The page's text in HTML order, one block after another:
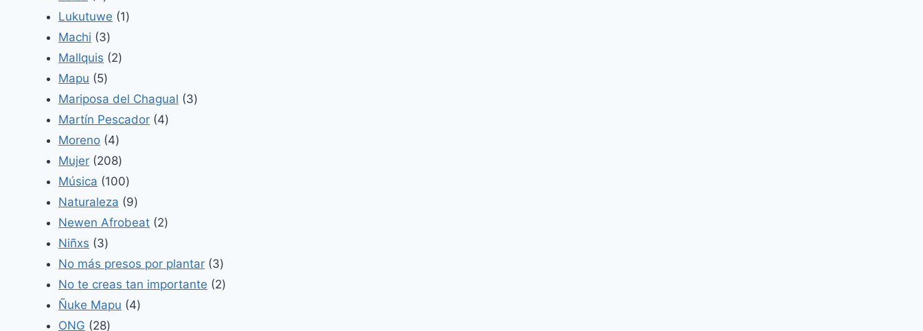
productos
Lukutuwe 11
Machi 33
productos
Mallquis 22
Mapu 55
productos
Mariposa del Chagual 33
Martín Pescador 44
Moreno 44
productos
Mujer 208208
productos
Música 100100
productos
Naturaleza 99
productos
Newen Afrobeat 22
Niñxs 33
productos
No más presos por plantar 33
productos
No te creas tan importante 22
Ñuke Mapu 44
ONG 2828